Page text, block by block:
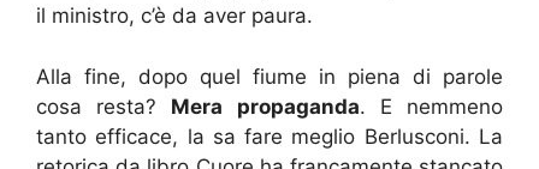
il ministro, c’è da aver paura.
Alla fine, dopo quel fiume in piena di parole
cosa resta? Mera propaganda. E nemmeno
tanto efficace, la sa fare meglio Berlusconi. La